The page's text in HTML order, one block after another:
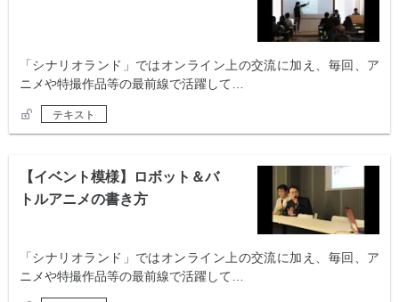
「シナリオランド」ではオンライン上の交流に加え、毎回、ア
ニメや特撮作品等の最前線で活躍して…
テキスト
【イベント模様】ロボット＆バ
トルアニメの書き方
「シナリオランド」ではオンライン上の交流に加え、毎回、ア
ニメや特撮作品等の最前線で活躍して…